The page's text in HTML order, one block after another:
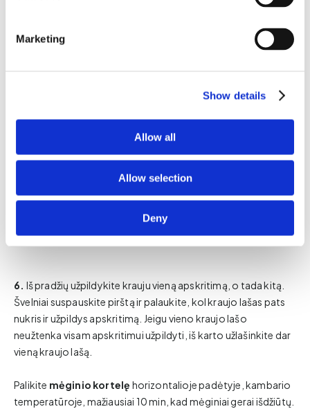
Marketing
Show details
Allow all
Allow selection
Deny
6. Iš pradžių užpildykite krauju vieną apskritimą, o tada kitą.
Švelniai suspauskite pirštą ir palaukite, kol kraujo lašas pats
nukris ir užpildys apskritimą. Jeigu vieno kraujo lašo
neužtenka visam apskritimui užpildyti, iš karto užlašinkite dar
vieną kraujo lašą.
Palikite mėginio kortelę horizontalioje padėtyje, kambario
temperatūroje, mažiausiai 10 min, kad mėginiai gerai išdžiūtų.